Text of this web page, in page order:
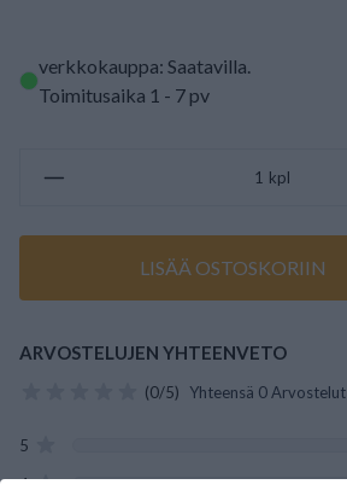
verkkokauppa: Saatavilla.
Toimitusaika 1 - 7 pv
kpl
LISÄÄ OSTOSKORIIN
ARVOSTELUJEN YHTEENVETO
(0/5) Yhteensä 0 Arvostelut
5
4